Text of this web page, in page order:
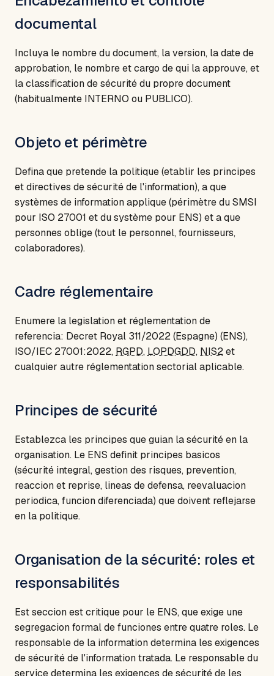
documental
Incluya le nombre du document, la version, la date de
approbation, le nombre et cargo de qui la approuve, et
la classification de sécurité du propre document
(habitualmente INTERNO ou PUBLICO).
Objeto et périmètre
Defina que pretende la politique (etablir les principes
et directives de sécurité de l'information), a que
systèmes de information applique (périmètre du SMSI
pour ISO 27001 et du système pour ENS) et a que
personnes oblige (tout le personnel, fournisseurs,
colaboradores).
Cadre réglementaire
Enumere la legislation et réglementation de
referencia: Decret Royal 311/2022 (Espagne) (ENS),
ISO/IEC 27001:2022, RGPD, LOPDGDD, NIS2et
cualquier autre réglementation sectorial aplicable.
Principes de sécurité
Establezca les principes que guian la sécurité en la
organisation. Le ENS definit principes basicos
(sécurité integral, gestion des risques, prevention,
reaccion et reprise, lineas de defensa, reevaluacion
periodica, funcion diferenciada) que doivent reflejarse
en la politique.
Organisation de la sécurité: roles et
responsabilités
Est seccion est critique pour le ENS, que exige une
segregacion formal de funciones entre quatre roles. Le
responsable de la information determina les exigences
de sécurité de l'information tratada. Le responsable du
service determina les exigences de sécurité de les